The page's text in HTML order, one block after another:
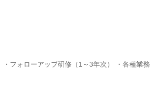
フォローアップ研修（1～3年次） ・各種業務